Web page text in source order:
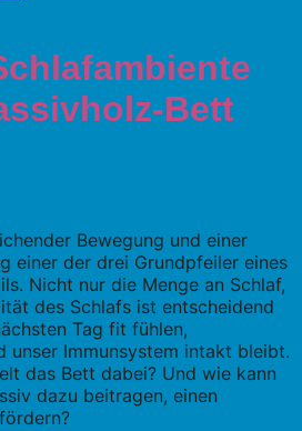
Bett
Bewegung und einer
einer der drei Grundpfeiler eines
Nicht nur die Menge an Schlaf,
des Schlafs ist entscheidend
Tag fit fühlen,
unser Immunsystem intakt bleibt.
das Bett dabei? Und wie kann
dazu beitragen, einen